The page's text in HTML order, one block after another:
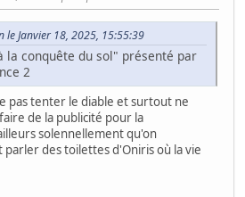
le Janvier 18, 2025, 15:55:39
la conquête du sol" présenté par
2
pas tenter le diable et surtout ne
de la publicité pour la
solennellement qu'on
des toilettes d'Oniris où la vie